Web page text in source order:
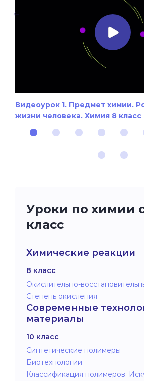
Видеоурок 1. Предмет химии.
жизни человека. Химия 8 класс
Уроки по химии с
класс
Химические реакции
8 класс
Окислительно-
Степень окисления
Современные
материалы
10 класс
Синтетические полимеры
Биотехнологии
Классификация полимеров.